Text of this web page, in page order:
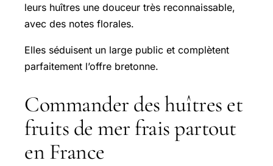
leurs huîtres une douceur très reconnaissable,
avec des notes florales.
Elles séduisent un large public et complètent
parfaitement l’offre bretonne.
Commander des huîtres et
fruits de mer frais partout
en France